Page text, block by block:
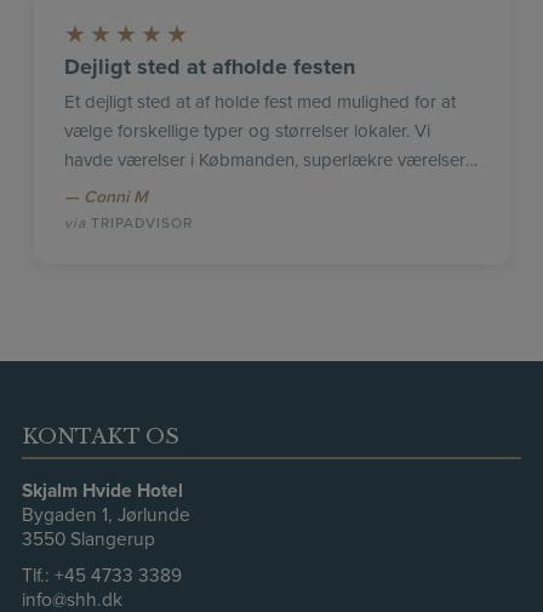
★ ★ ★ ★ ★
Dejligt sted at afholde festen
Et dejligt sted at af holde fest med mulighed for at
vælge forskellige typer og størrelser lokaler. Vi
havde værelser i Købmanden, superlækre værelser i
afstemte farver. Mad og vin var fint afstemt, og
meget lækker mad mm. Dejlogt med fast hold
Conni M
TRIPADVISOR
KONTAKT OS
Skjalm Hvide Hotel
Bygaden 1, Jørlunde
3550 Slangerup
Tlf.: +45 4733 3389
info@shh.dk